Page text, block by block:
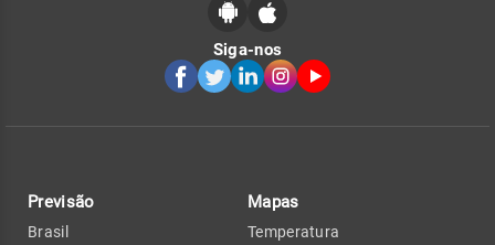
Siga-nos
Previsão
Brasil
Mapas
Temperatura